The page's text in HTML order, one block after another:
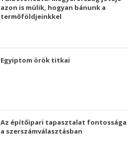
azon is múlik, hogyan bánunk a
termőföldjeinkkel
Egyiptom örök titkai
Az építőipari tapasztalat fontossága
a szerszámválasztásban